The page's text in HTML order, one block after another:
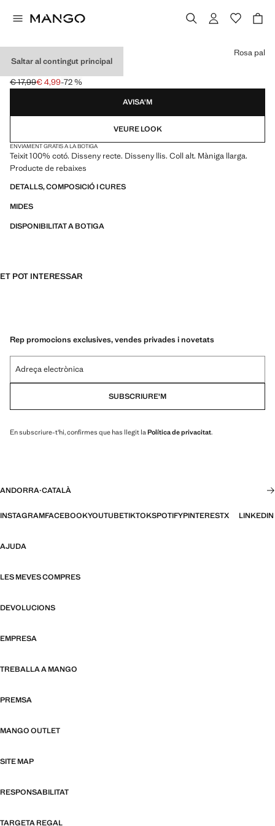
Saltar al contingut principal
JERSEI PUNT COLL ALT
Preu inicial ratllat [€ 17,99 ]
€ 17,99
Preu actual [€ 4,99 ]
€ 4,99-72 %
Selecciona un color
Rosa pal
AVISA'M
VEURE LOOK
ENVIAMENT GRATIS A LA BOTIGA
Teixit 100% cotó. Disseny recte. Disseny llis. Coll alt. Màniga llarga.
Producte de rebaixes
DETALLS, COMPOSICIÓ I CURES
MIDES
DISPONIBILITAT A BOTIGA
ET POT INTERESSAR
Rep promocions exclusives, vendes privades i novetats
Adreça electrònica
SUBSCRIURE'M
En subscriure-t'hi, confirmes que has llegit la Política de privacitat.
ANDORRA·CATALÀ
INSTAGRAMFACEBOOKYOUTUBETIKTOKSPOTIFYPINTERESTX LINKEDIN
AJUDA
LES MEVES COMPRES
DEVOLUCIONS
EMPRESA
TREBALLA A MANGO
PREMSA
MANGO OUTLET
SITE MAP
RESPONSABILITAT
TARGETA REGAL